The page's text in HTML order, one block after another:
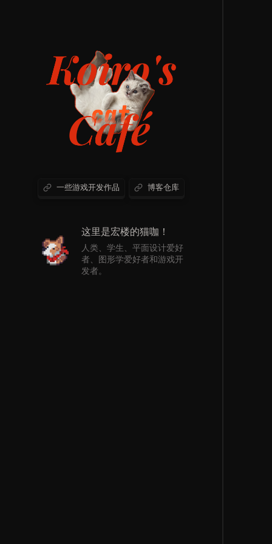
一些游戏开发作品 博客仓库
这里是宏楼的猫咖！
人类、学生、平面设计爱好
者、图形学爱好者和游戏开
发者。